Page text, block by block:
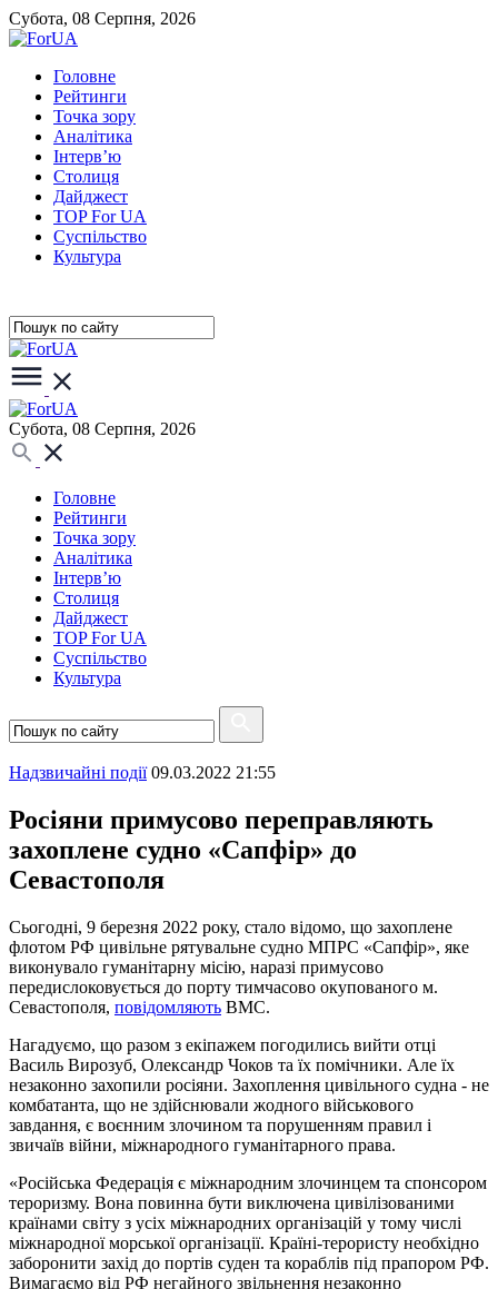
Субота, 08 Серпня, 2026
Головне
Рейтинги
Точка зору
Аналітика
Інтерв’ю
Столиця
Дайджест
TOP For UA
Суспiльство
Культура
Субота, 08 Серпня, 2026
Головне
Рейтинги
Точка зору
Аналітика
Інтерв’ю
Столиця
Дайджест
TOP For UA
Суспiльство
Культура
Надзвичайні події 09.03.2022 21:55
Росіяни примусово переправляють
захоплене судно «Сапфір» до
Севастополя
Сьогодні, 9 березня 2022 року, стало відомо, що захоплене
флотом РФ цивільне рятувальне судно МПРС «Сапфір», яке
виконувало гуманітарну місію, наразі примусово
передислоковується до порту тимчасово окупованого м.
Севастополя, повідомляють ВМС.
Нагадуємо, що разом з екіпажем погодились вийти отці
Василь Вирозуб, Олександр Чоков та їх помічники. Але їх
незаконно захопили росіяни. Захоплення цивільного судна - не
комбатанта, що не здійснювали жодного військового
завдання, є воєнним злочином та порушенням правил і
звичаїв війни, міжнародного гуманітарного права.
«Російська Федерація є міжнародним злочинцем та спонсором
тероризму. Вона повинна бути виключена цивілізованими
країнами світу з усіх міжнародних організацій у тому числі
міжнародної морської організації. Країні-терористу необхідно
заборонити захід до портів суден та кораблів під прапором РФ.
Вимагаємо від РФ негайного звільнення незаконно